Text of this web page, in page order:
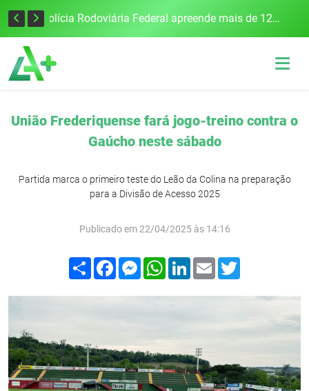
Tecnologia inovadora desenvolvida na UFSM/FW utiliza drones e IA para monitorar a qualidade da água Polícia Rodoviária Federal apreende mais de 120 quilos de maconha na BR-386, em Frederico Westphalen
União Frederiquense fará jogo-treino contra o
Gaúcho neste sábado
Partida marca o primeiro teste do Leão da Colina na preparação
para a Divisão de Acesso 2025
Publicado em 22/04/2025 às 14:16
Compartilhar
FacebookMessenger
WhatsApp
LinkedIn
Email